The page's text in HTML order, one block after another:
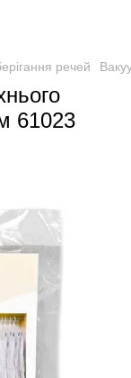
речей
61023